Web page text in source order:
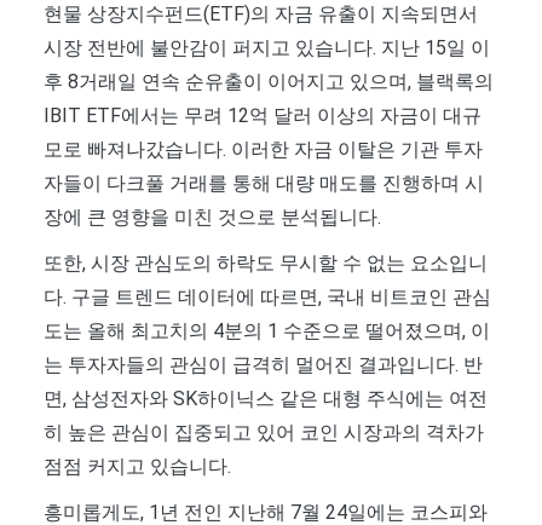
현물 상장지수펀드(ETF)의 자금 유출이 지속되면서
시장 전반에 불안감이 퍼지고 있습니다. 지난 15일 이
후 8거래일 연속 순유출이 이어지고 있으며, 블랙록의
IBIT ETF에서는 무려 12억 달러 이상의 자금이 대규
모로 빠져나갔습니다. 이러한 자금 이탈은 기관 투자
자들이 다크풀 거래를 통해 대량 매도를 진행하며 시
장에 큰 영향을 미친 것으로 분석됩니다.
또한, 시장 관심도의 하락도 무시할 수 없는 요소입니
다. 구글 트렌드 데이터에 따르면, 국내 비트코인 관심
도는 올해 최고치의 4분의 1 수준으로 떨어졌으며, 이
는 투자자들의 관심이 급격히 멀어진 결과입니다. 반
면, 삼성전자와 SK하이닉스 같은 대형 주식에는 여전
히 높은 관심이 집중되고 있어 코인 시장과의 격차가
점점 커지고 있습니다.
흥미롭게도, 1년 전인 지난해 7월 24일에는 코스피와